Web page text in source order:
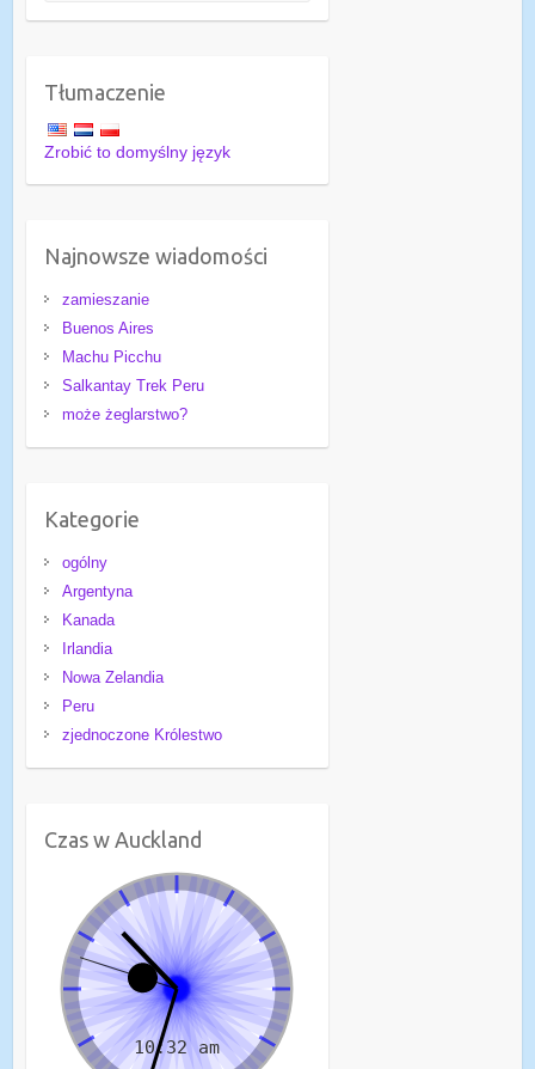
Tłumaczenie
Zrobić to domyślny język
Najnowsze wiadomości
zamieszanie
Buenos Aires
Machu Picchu
Salkantay Trek Peru
może żeglarstwo?
Kategorie
ogólny
Argentyna
Kanada
Irlandia
Nowa Zelandia
Peru
zjednoczone Królestwo
Czas w Auckland